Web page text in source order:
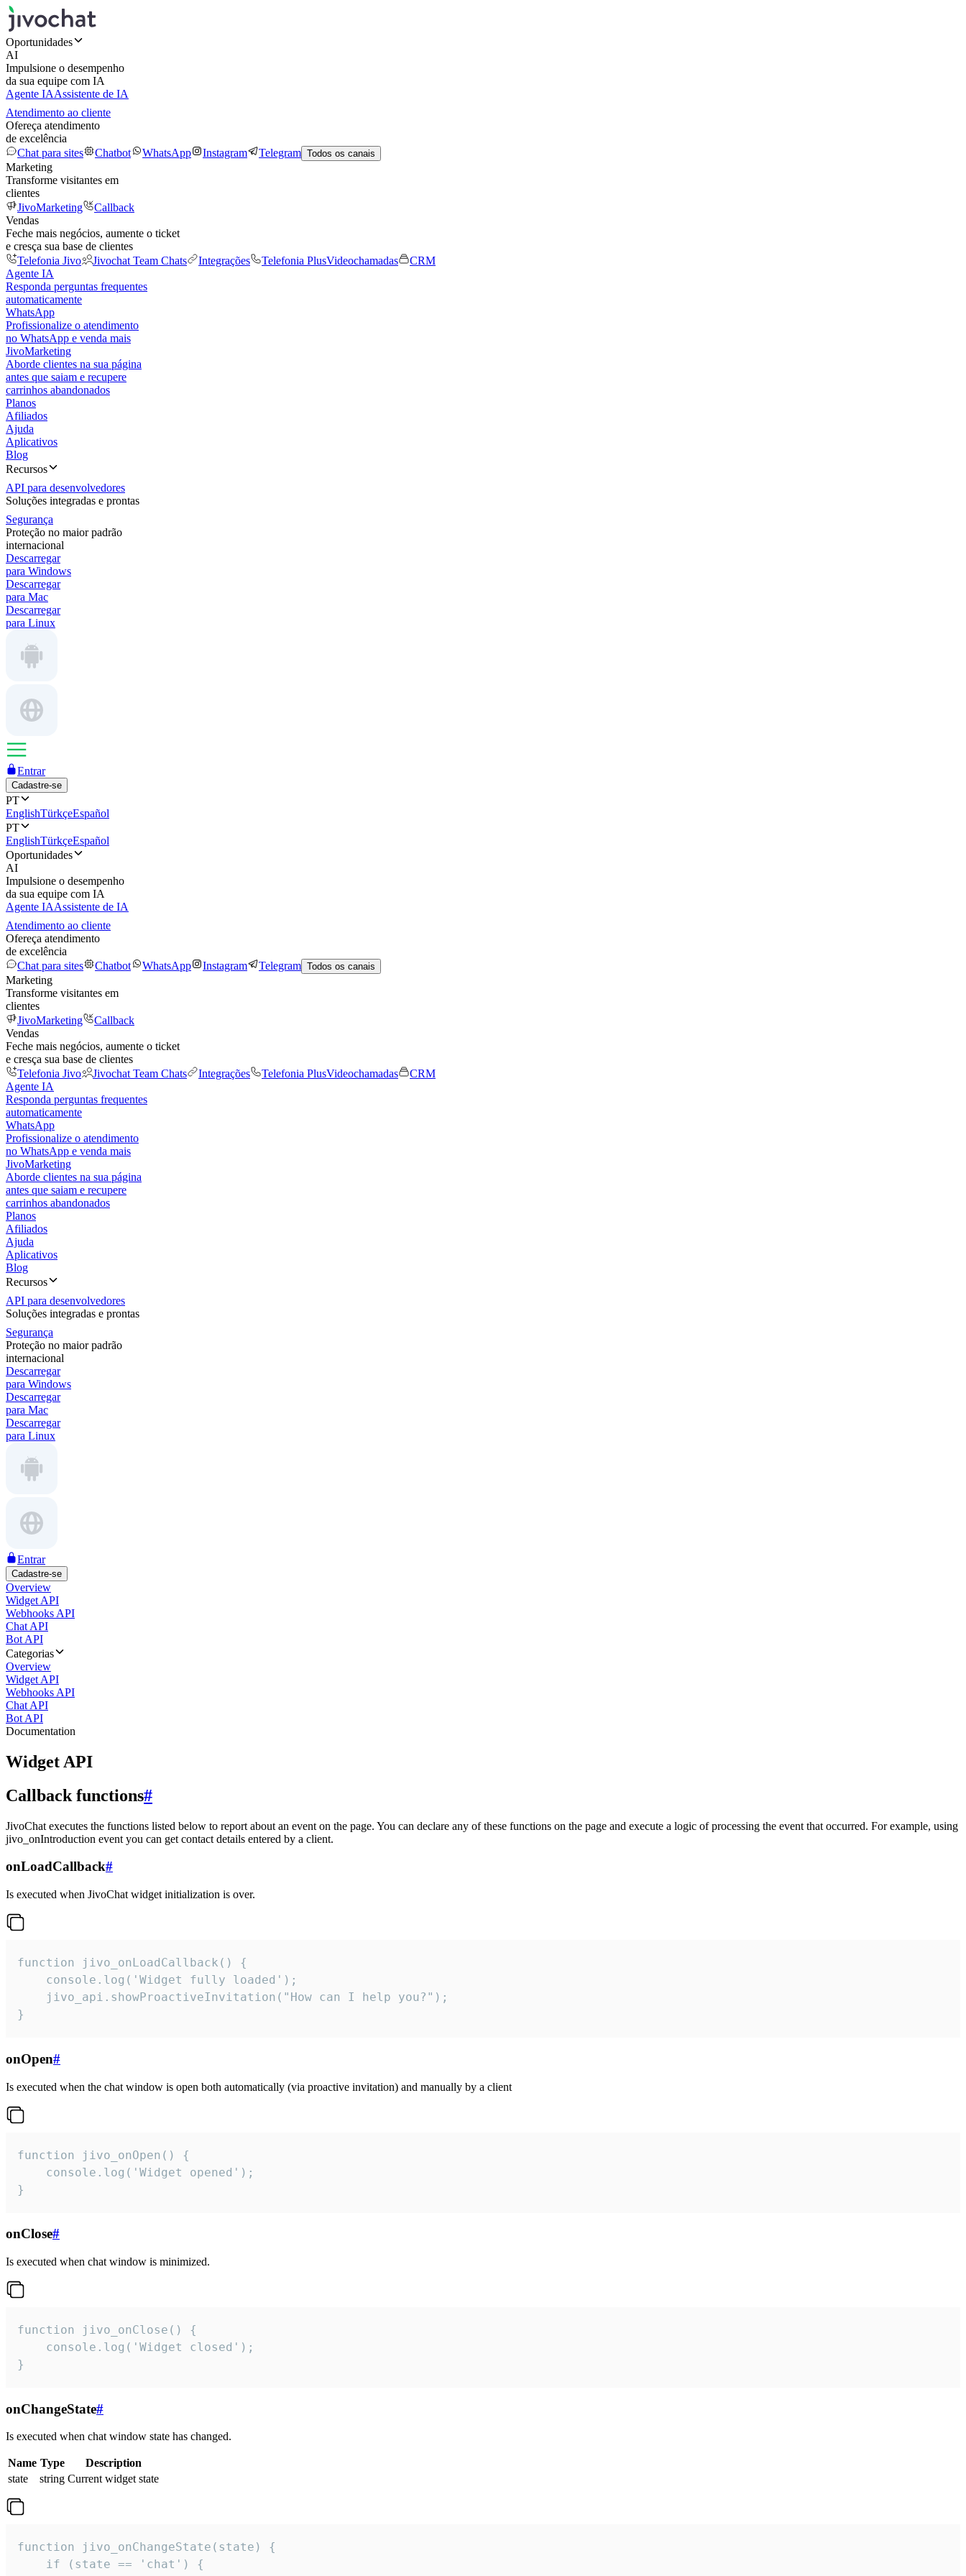
Oportunidades
AI
Impulsione o desempenho
da sua equipe com IA
Agente IAAssistente de IA
Atendimento ao cliente
Ofereça atendimento
de excelência
Chat para sites
Chatbot WhatsApp Instagram Telegram Todos os canais
Marketing
Transforme visitantes em
clientes
JivoMarketing
Callback
Vendas
Feche mais negócios, aumente o ticket
e cresça sua base de clientes
Telefonia Jivo
Jivochat Team Chats Integrações Telefonia PlusVideochamadas
CRM
Agente IA
Responda perguntas frequentes
automaticamente
WhatsApp
Profissionalize o atendimento
no WhatsApp e venda mais
JivoMarketing
Aborde clientes na sua página
antes que saiam e recupere
carrinhos abandonados
Planos
Afiliados
Ajuda
Aplicativos
Blog
Recursos
API para desenvolvedores
Soluções integradas e prontas
Segurança
Proteção no maior padrão
internacional
Descarregar
para Windows
Descarregar
para Mac
Descarregar
para Linux
Entrar
Cadastre-se
PT
EnglishTürkçeEspañol
PT
EnglishTürkçeEspañol
Oportunidades
AI
Impulsione o desempenho
da sua equipe com IA
Agente IAAssistente de IA
Atendimento ao cliente
Ofereça atendimento
de excelência
Chat para sites
Chatbot WhatsApp Instagram Telegram Todos os canais
Marketing
Transforme visitantes em
clientes
JivoMarketing
Callback
Vendas
Feche mais negócios, aumente o ticket
e cresça sua base de clientes
Telefonia Jivo
Jivochat Team Chats Integrações Telefonia PlusVideochamadas
CRM
Agente IA
Responda perguntas frequentes
automaticamente
WhatsApp
Profissionalize o atendimento
no WhatsApp e venda mais
JivoMarketing
Aborde clientes na sua página
antes que saiam e recupere
carrinhos abandonados
Planos
Afiliados
Ajuda
Aplicativos
Blog
Recursos
API para desenvolvedores
Soluções integradas e prontas
Segurança
Proteção no maior padrão
internacional
Descarregar
para Windows
Descarregar
para Mac
Descarregar
para Linux
Entrar
Cadastre-se
Overview
Widget API
Webhooks API
Chat API
Bot API
Categorias
Overview
Widget API
Webhooks API
Chat API
Bot API
Documentation
Widget API
Callback functions#
JivoChat executes the functions listed below to report about an event on the page. You can declare any of these functions on the page and execute a logic of processing the event that occurred. For example, using
jivo_onIntroduction event you can get contact details entered by a client.
onLoadCallback#
Is executed when JivoChat widget initialization is over.
function jivo_onLoadCallback() {
    console.log('Widget fully loaded');
    jivo_api.showProactiveInvitation("How can I help you?");
}
onOpen#
Is executed when the chat window is open both automatically (via proactive invitation) and manually by a client
function jivo_onOpen() {
    console.log('Widget opened');
}
onClose#
Is executed when chat window is minimized.
function jivo_onClose() {
    console.log('Widget closed');
}
onChangeState#
Is executed when chat window state has changed.
Name Type
Description
state
string Current widget state
function jivo_onChangeState(state) {
    if (state == 'chat') {